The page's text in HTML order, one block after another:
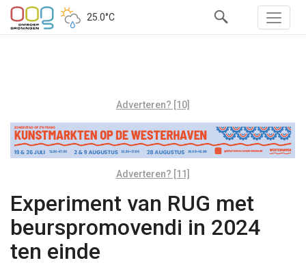
25.0°C
Adverteren? [10]
Adverteren? [11]
Experiment van RUG met
beurspromovendi in 2024
ten einde